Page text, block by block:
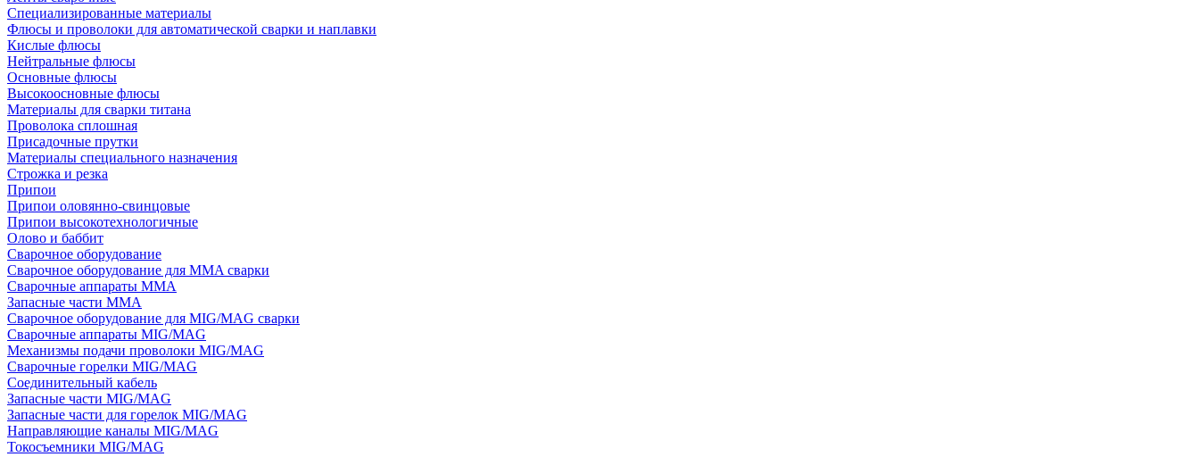
Специализированные материалы
Флюсы и проволоки для автоматической сварки и наплавки
Кислые флюсы
Нейтральные флюсы
Основные флюсы
Высокоосновные флюсы
Материалы для сварки титана
Проволока сплошная
Присадочные прутки
Материалы специального назначения
Строжка и резка
Припои
Припои оловянно-свинцовые
Припои высокотехнологичные
Олово и баббит
Сварочное оборудование
Сварочное оборудование для MMA сварки
Сварочные аппараты MMA
Запасные части MMA
Сварочное оборудование для MIG/MAG сварки
Сварочные аппараты MIG/MAG
Механизмы подачи проволоки MIG/MAG
Сварочные горелки MIG/MAG
Соединительный кабель
Запасные части MIG/MAG
Запасные части для горелок MIG/MAG
Направляющие каналы MIG/MAG
Токосъемники MIG/MAG